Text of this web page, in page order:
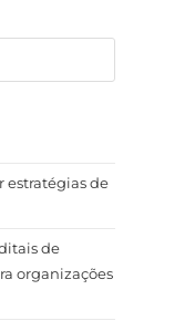
estratégias de
de
organizações